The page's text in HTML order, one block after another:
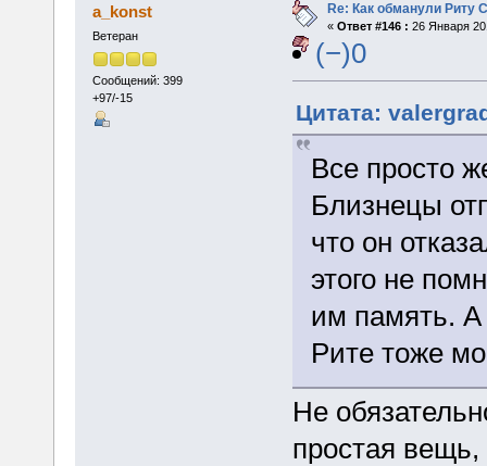
a_konst
Ветеран
Сообщений: 399
+97/-15
Re: Как обманули Риту
« Ответ #146 : 26 Января
(−)0
Цитата:
Все просто
Близнецы
что он
этого не
им память. А
Рите тоже
Не
простая